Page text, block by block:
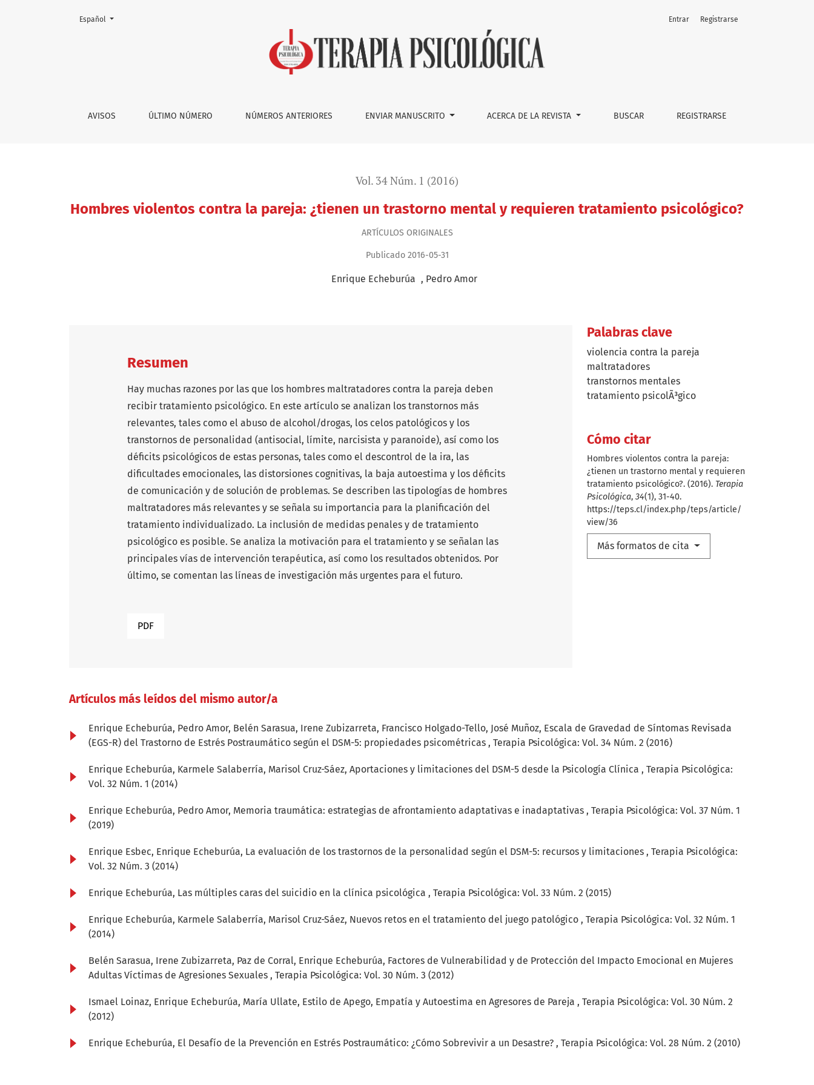
Hombres violentos contra la pareja: ¿tienen un trastorno mental y requieren tratamiento psicológico?
AVISOS ÚLTIMO NÚMERO NÚMEROS ANTERIORES ENVIAR MANUSCRITO ACERCA DE LA REVISTA BUSCAR REGISTRARSE
Entrar Registrarse
Cambiar el idioma. El actual es:
Español
Vol. 34 Núm. 1 (2016)
Hombres violentos contra la pareja: ¿tienen un trastorno mental y requieren tratamiento psicológico?
ARTÍ­CULOS ORIGINALES
Publicado 2016-05-31
Enrique Echeburúa Pedro Amor
Palabras clave
violencia contra la pareja
maltratadores
transtornos mentales
tratamiento psicolÃ³gico
Cómo citar
Hombres violentos contra la pareja:
¿tienen un trastorno mental y requieren
tratamiento psicológico?. (2016). Terapia
Psicológica, 34(1), 31-40.
https://teps.cl/index.php/teps/article/
view/36
Más formatos de cita
Resumen
Hay muchas razones por las que los hombres maltratadores contra la pareja deben
recibir tratamiento psicológico. En este artículo se analizan los transtornos más
relevantes, tales como el abuso de alcohol/drogas, los celos patológicos y los
transtornos de personalidad (antisocial, límite, narcisista y paranoide), así como los
déficits psicológicos de estas personas, tales como el descontrol de la ira, las
dificultades emocionales, las distorsiones cognitivas, la baja autoestima y los déficits
de comunicación y de solución de problemas. Se describen las tipologías de hombres
maltratadores más relevantes y se señala su importancia para la planificación del
tratamiento individualizado. La inclusión de medidas penales y de tratamiento
psicológico es posible. Se analiza la motivación para el tratamiento y se señalan las
principales vías de intervención terapéutica, así como los resultados obtenidos. Por
último, se comentan las líneas de investigación más urgentes para el futuro.
PDF
Artículos más leídos del mismo autor/a
Enrique Echeburúa, Pedro Amor, Belén Sarasua, Irene Zubizarreta, Francisco Holgado-Tello, José Muñoz, Escala de Gravedad de Síntomas Revisada
(EGS-R) del Trastorno de Estrés Postraumático según el DSM-5: propiedades psicométricas , Terapia Psicológica: Vol. 34 Núm. 2 (2016)
Enrique Echeburúa, Karmele Salaberría, Marisol Cruz-Sáez, Aportaciones y limitaciones del DSM-5 desde la Psicología Clínica , Terapia Psicológica:
Vol. 32 Núm. 1 (2014)
Enrique Echeburúa, Pedro Amor, Memoria traumática: estrategias de afrontamiento adaptativas e inadaptativas , Terapia Psicológica: Vol. 37 Núm. 1
(2019)
Enrique Esbec, Enrique Echeburúa, La evaluación de los trastornos de la personalidad según el DSM-5: recursos y limitaciones , Terapia Psicológica:
Vol. 32 Núm. 3 (2014)
Enrique Echeburúa, Las múltiples caras del suicidio en la clínica psicológica , Terapia Psicológica: Vol. 33 Núm. 2 (2015)
Enrique Echeburúa, Karmele Salaberría, Marisol Cruz-Sáez, Nuevos retos en el tratamiento del juego patológico , Terapia Psicológica: Vol. 32 Núm. 1
(2014)
Belén Sarasua, Irene Zubizarreta, Paz de Corral, Enrique Echeburúa, Factores de Vulnerabilidad y de Protección del Impacto Emocional en Mujeres
Adultas Víctimas de Agresiones Sexuales , Terapia Psicológica: Vol. 30 Núm. 3 (2012)
Ismael Loinaz, Enrique Echeburúa, María Ullate, Estilo de Apego, Empatía y Autoestima en Agresores de Pareja , Terapia Psicológica: Vol. 30 Núm. 2
(2012)
Enrique Echeburúa, El Desafío de la Prevención en Estrés Postraumático: ¿Cómo Sobrevivir a un Desastre? , Terapia Psicológica: Vol. 28 Núm. 2 (2010)